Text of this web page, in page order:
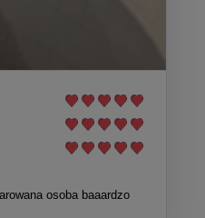
osoba baaardzo